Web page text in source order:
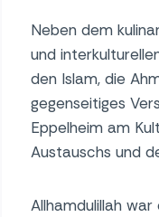
Neben dem
und
den Islam, die
gegenseitiges
Eppelheim am
Austauschs und
Allhamdulillah